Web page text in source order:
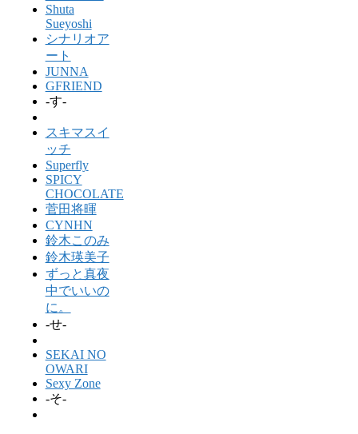
Shuta
Sueyoshi
シナリオア
ート
JUNNA
GFRIEND
-す-
スキマスイ
ッチ
Superfly
SPICY
CHOCOLATE
菅田将暉
CYNHN
鈴木このみ
鈴木瑛美子
ずっと真夜
中でいいの
に。
-せ-
SEKAI NO
OWARI
Sexy Zone
-そ-